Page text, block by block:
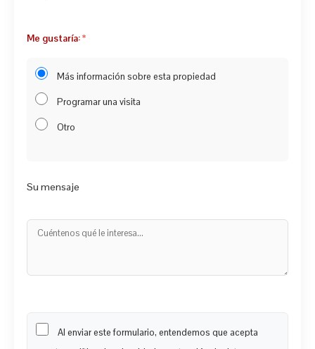
Me gustaría:
Más información sobre esta propiedad
Programar una visita
Otro
Su mensaje
Al enviar este formulario, entendemos que acepta